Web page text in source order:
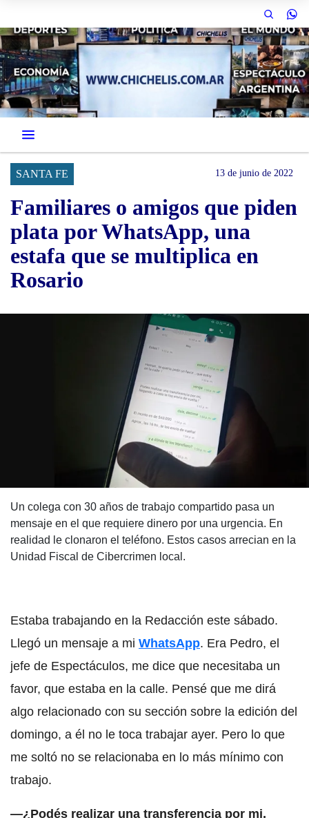
SANTA FE 13 de junio de 2022
Familiares o amigos que piden
plata por WhatsApp, una
estafa que se multiplica en
Rosario
Un colega con 30 años de trabajo compartido pasa un
mensaje en el que requiere dinero por una urgencia. En
realidad le clonaron el teléfono. Estos casos arrecian en la
Unidad Fiscal de Cibercrimen local.
Estaba trabajando en la Redacción este sábado.
Llegó un mensaje a mi WhatsApp. Era Pedro, el
jefe de Espectáculos, me dice que necesitaba un
favor, que estaba en la calle. Pensé que me dirá
algo relacionado con su sección sobre la edición del
domingo, a él no le toca trabajar ayer. Pero lo que
me soltó no se relacionaba en lo más mínimo con
trabajo.
—¿Podés realizar una transferencia por mi,